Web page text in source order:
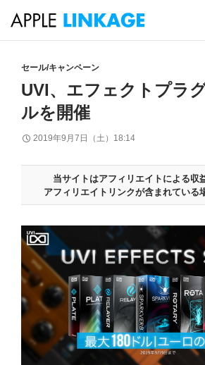
索
セール/キャンペーン
UVI、エフェクトプラ
ルを開催
2019年9月7日（土）18:14
当サイトはアフィリエイトによる収
アフィリエイトリンクが含まれている